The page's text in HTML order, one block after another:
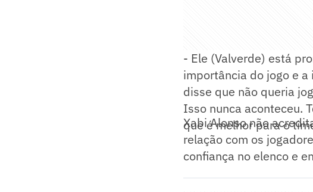
- Ele (Valverde) está
importância do jogo e
disse que não queria
Isso nunca aconteceu.
que é melhor para o
Xabi Alonso não
relação com os
confiança no elenco e